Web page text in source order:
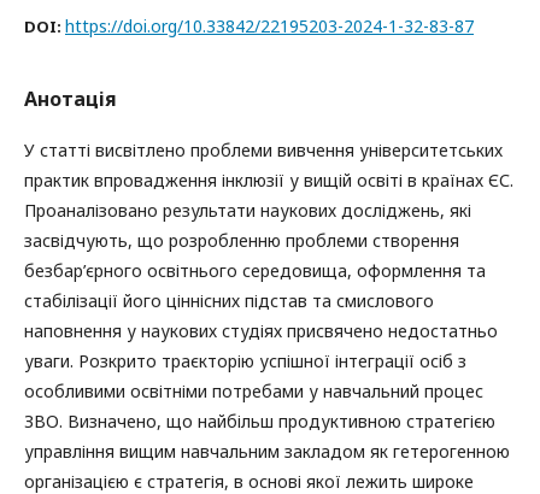
DOI: https://doi.org/10.33842/22195203-2024-1-32-83-87
Анотація
У статті висвітлено проблеми вивчення університетських
практик впровадження інклюзії у вищій освіті в країнах ЄС.
Проаналізовано результати наукових досліджень, які
засвідчують, що розробленню проблеми створення
безбар’єрного освітнього середовища, оформлення та
стабілізації його ціннісних підстав та смислового
наповнення у наукових студіях присвячено недостатньо
уваги. Розкрито траєкторію успішної інтеграції осіб з
особливими освітніми потребами у навчальний процес
ЗВО. Визначено, що найбільш продуктивною стратегією
управління вищим навчальним закладом як гетерогенною
організацією є стратегія, в основі якої лежить широке